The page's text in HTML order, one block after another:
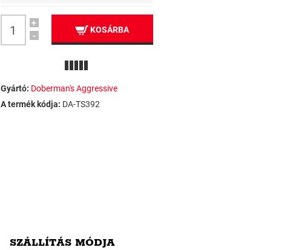
+
-
KOSÁRBA
Gyártó: Doberman's Aggressive
A termék kódja: DA-TS392
SZÁLLÍTÁS MÓDJA